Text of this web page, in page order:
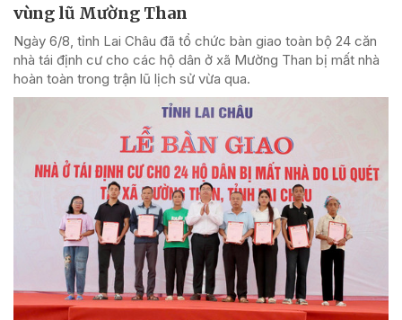
vùng lũ Mường Than
Ngày 6/8, tỉnh Lai Châu đã tổ chức bàn giao toàn bộ 24 căn
nhà tái định cư cho các hộ dân ở xã Mường Than bị mất nhà
hoàn toàn trong trận lũ lịch sử vừa qua.